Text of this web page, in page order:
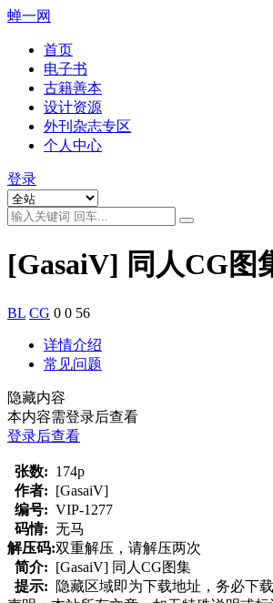
蝉一网
首页
电子书
古籍善本
设计资源
外刊杂志专区
个人中心
登录
[GasaiV] 同人CG图
BL CG 0 0 56
详情介绍
常见问题
隐藏内容
本内容需登录后查看
登录后查看
张数: 174p
作者: [GasaiV]
编号: VIP-1277
码情: 无马
解压码:双重解压，请解压两次
简介: [GasaiV] 同人CG图集
提示:
隐藏区域即为下载地址，务必下